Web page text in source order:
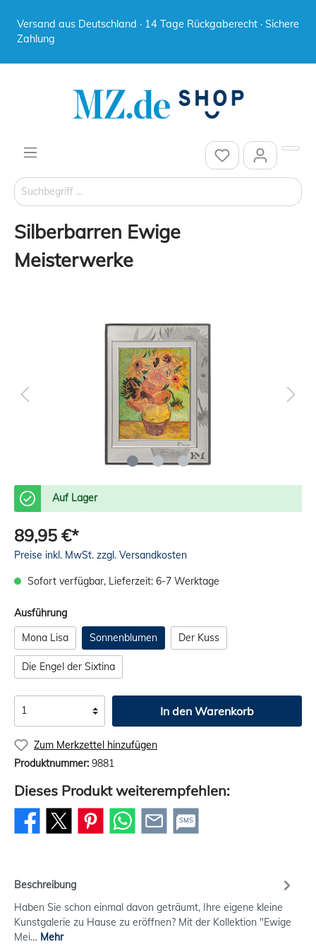
Versand aus Deutschland · 14 Tage Rückgaberecht · Sichere
Zahlung
Silberbarren Ewige
Meisterwerke
Auf Lager
89,95 €*
Preise inkl. MwSt. zzgl. Versandkosten
Sofort verfügbar, Lieferzeit: 6-7 Werktage
Ausführung
Mona Lisa
Sonnenblumen Der Kuss
Die Engel der Sixtina
In den Warenkorb
Zum Merkzettel hinzufügen
Produktnummer: 9881
Dieses Produkt weiterempfehlen:
SMS
Beschreibung
Haben Sie schon einmal davon geträumt, Ihre eigene kleine
Kunstgalerie zu Hause zu eröffnen? Mit der Kollektion "Ewige
Mei… Mehr